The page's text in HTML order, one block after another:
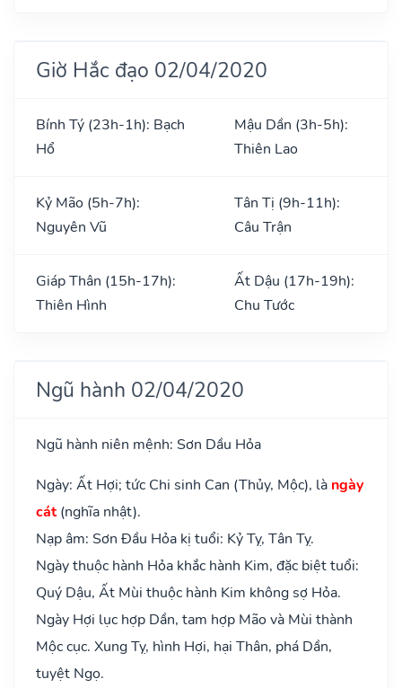
Giờ Hắc đạo 02/04/2020
Bính Tý (23h-1h): Bạch
Hổ
Mậu Dần (3h-5h):
Thiên Lao
Kỷ Mão (5h-7h):
Nguyên Vũ
Tân Tị (9h-11h):
Câu Trận
Giáp Thân (15h-17h):
Thiên Hình
Ất Dậu (17h-19h):
Chu Tước
Ngũ hành 02/04/2020
Ngũ hành niên mệnh: Sơn Dầu Hỏa
Ngày: Ất Hợi; tức Chi sinh Can (Thủy, Mộc), là ngày
cát(nghĩa nhật).
Nạp âm: Sơn Đầu Hỏa kị tuổi: Kỷ Tỵ, Tân Tỵ.
Ngày thuộc hành Hỏa khắc hành Kim, đặc biệt tuổi:
Quý Dậu, Ất Mùi thuộc hành Kim không sợ Hỏa.
Ngày Hợi lục hợp Dần, tam hợp Mão và Mùi thành
Mộc cục. Xung Tỵ, hình Hợi, hại Thân, phá Dần,
tuyệt Ngọ.